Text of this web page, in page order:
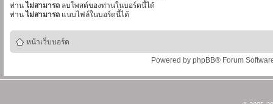
ท่าน ไม่สามารถ ลบโพสต์ของท่านในบอร์ดนี้ได้
ท่าน ไม่สามารถ แนบไฟล์ในบอร์ดนี้ได้
หน้าเว็บบอร์ด
Powered by phpBB® Forum